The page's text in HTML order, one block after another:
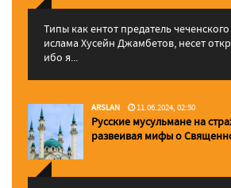
Типы как ентот предатель
ислама Хусейн Джамбетов, несет
ибо я...
ARSLAN 11.06.2024, 02:50
Русские мусульмане на
pазвеивая мифы о